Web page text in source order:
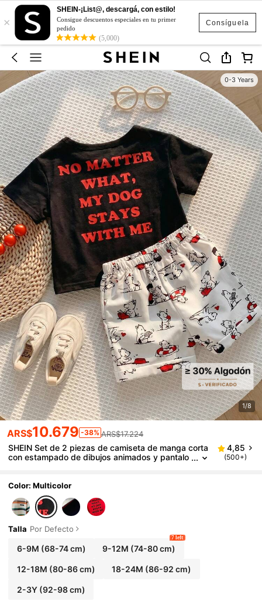
Consíguela
×
SHEIN-¡List@, descargá, con estilo!
Consigue descuentos especiales en tu primer
pedido
(5,000)
0-3 Years
1/8
ARS$10.679 -38% ARS$17.224
SHEIN Set de 2 piezas de camiseta de manga corta
con estampado de dibujos animados y pantalo
4,85
(500+)
Color: Multicolor
Talla Por Defecto
6-9M (68-74 cm) 9-12M (74-80 cm)
7 left
12-18M (80-86 cm) 18-24M (86-92 cm)
2-3Y(92-98 cm)